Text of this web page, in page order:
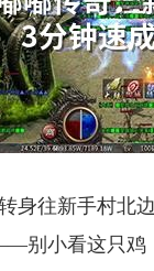
身往新手村北
别小看这只鸡